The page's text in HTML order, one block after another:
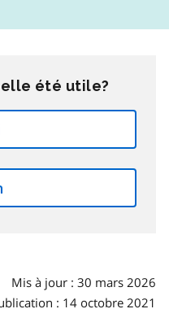
été utile?
Mis à jour : 30 mars 2026
: 14 octobre 2021